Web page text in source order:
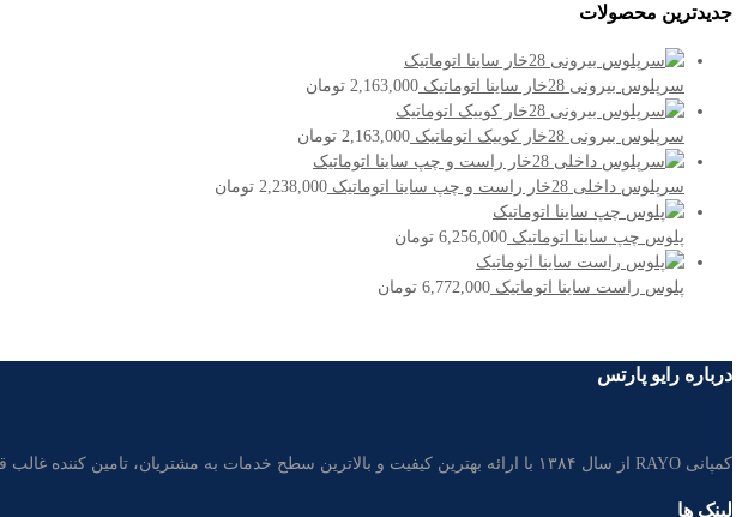
جدیدترین محصولات
سرپلوس بیرونی 28خار ساینا اتوماتیک 2,163,000 تومان
سرپلوس بیرونی 28خار کوییک اتوماتیک 2,163,000 تومان
سرپلوس داخلی 28خار راست و چپ ساینا اتوماتیک 2,238,000 تومان
پلوس چپ ساینا اتوماتیک 6,256,000 تومان
پلوس راست ساینا اتوماتیک 6,772,000 تومان
درباره رایو پارتس
کمپانی RAYO از سال ۱۳۸۴ با ارائه بهترین کیفیت و بالاترین سطح خدمات به مشتریان، تامین کننده غالب قطعات خودرو در بازار لوازم یدکی ایران است.
لینک ها